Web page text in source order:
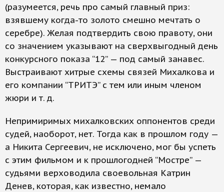
(разумеется, речь про самый главный приз:
взявшему когда-то золото смешно мечтать о
серебре). Желая подтвердить свою правоту, они
со значением указывают на сверхвыгодный день
конкурсного показа “12” — под самый занавес.
Выстраивают хитрые схемы связей Михалкова и
его компании “ТРИТЭ” с тем или иным членом
жюри и т. д.
Непримиримых михалковских оппонентов среди
судей, наоборот, нет. Тогда как в прошлом году —
а Никита Сергеевич, не исключено, мог бы успеть
с этим фильмом и к прошлогодней “Мостре” —
судьями верховодила своевольная Катрин
Денев, которая, как известно, немало